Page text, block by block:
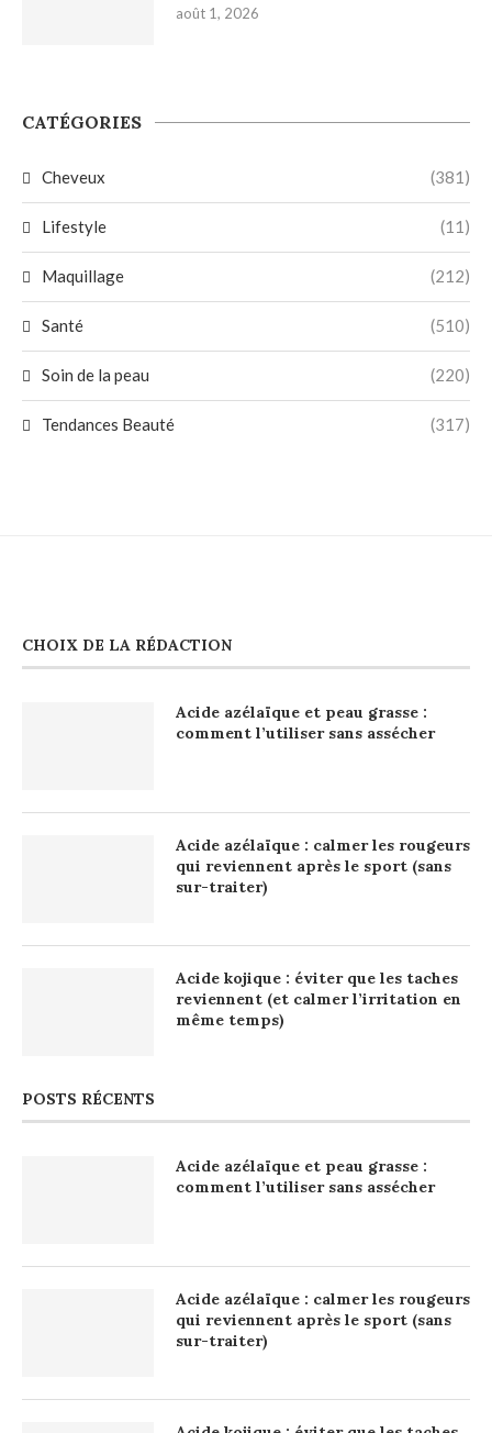
août 1, 2026
CATÉGORIES
Cheveux (381)
Lifestyle (11)
Maquillage (212)
Santé (510)
Soin de la peau (220)
Tendances Beauté (317)
CHOIX DE LA RÉDACTION
Acide azélaïque et peau grasse :
comment l’utiliser sans assécher
Acide azélaïque : calmer les rougeurs
qui reviennent après le sport (sans
sur-traiter)
Acide kojique : éviter que les taches
reviennent (et calmer l’irritation en
même temps)
POSTS RÉCENTS
Acide azélaïque et peau grasse :
comment l’utiliser sans assécher
Acide azélaïque : calmer les rougeurs
qui reviennent après le sport (sans
sur-traiter)